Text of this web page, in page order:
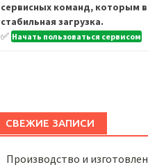
сервисных команд, которым
стабильная загрузка.
✅ Начать пользоваться сервисом
СВЕЖИЕ ЗАПИСИ
Производство и